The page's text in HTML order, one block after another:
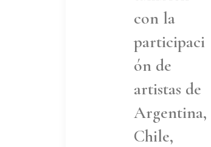
con la
participaci
ón de
artistas de
Argentina,
Chile,